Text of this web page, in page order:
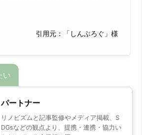
引用元：「しんぶろぐ」様
パートナー
リノビズムと記事監修やメディア掲載、S
DGsなどの観点より、提携・連携・協力い